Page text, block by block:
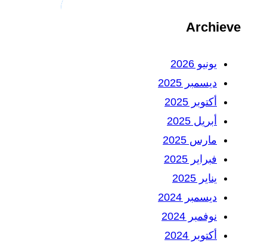
Archieve
يونيو 2026
ديسمبر 2025
أكتوبر 2025
أبريل 2025
مارس 2025
فبراير 2025
يناير 2025
ديسمبر 2024
نوفمبر 2024
أكتوبر 2024